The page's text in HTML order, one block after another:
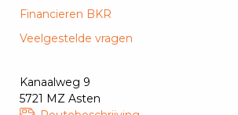
Financieren BKR
Veelgestelde vragen
Kanaalweg 9
5721 MZ Asten